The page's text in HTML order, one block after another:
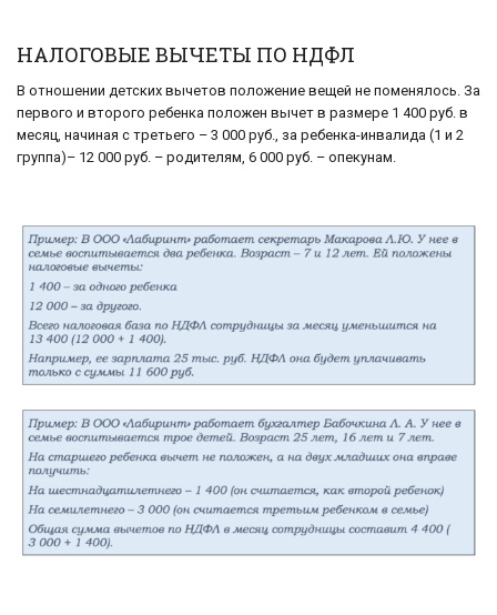
НАЛОГОВЫЕ ВЫЧЕТЫ ПО НДФЛ
В отношении детских вычетов положение вещей не поменялось. За
первого и второго ребенка положен вычет в размере 1 400 руб. в
месяц, начиная с третьего – 3 000 руб., за ребенка-инвалида (1 и 2
группа)– 12 000 руб. – родителям, 6 000 руб. – опекунам.